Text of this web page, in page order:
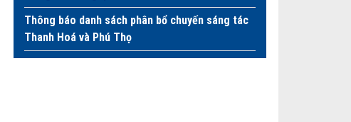
Thông báo danh sách phân bổ chuyến sáng tác
Thanh Hoá và Phú Thọ